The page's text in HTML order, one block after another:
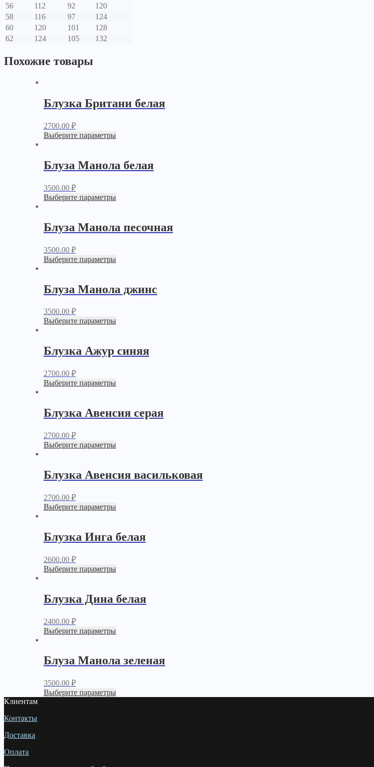
56
112 92
120
58
116 97
124
60
120 101
128
62
124 105 132
Похожие товары
Блузка Британи белая
2700.00 ₽
Выберите параметры
Блуза Манола белая
3500.00 ₽
Выберите параметры
Блуза Манола песочная
3500.00 ₽
Выберите параметры
Блуза Манола джинс
3500.00 ₽
Выберите параметры
Блузка Ажур синяя
2700.00 ₽
Выберите параметры
Блузка Авенсия серая
2700.00 ₽
Выберите параметры
Блузка Авенсия васильковая
2700.00 ₽
Выберите параметры
Блузка Инга белая
2600.00 ₽
Выберите параметры
Блузка Дина белая
2400.00 ₽
Выберите параметры
Блуза Манола зеленая
3500.00 ₽
Выберите параметры
Клиентам
Контакты
Доставка
Оплата